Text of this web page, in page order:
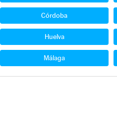
Córdoba
Huelva
Málaga